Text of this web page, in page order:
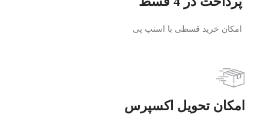
امکان خرید قسطی با اسنپ پی
امکان تحویل اکسپرس